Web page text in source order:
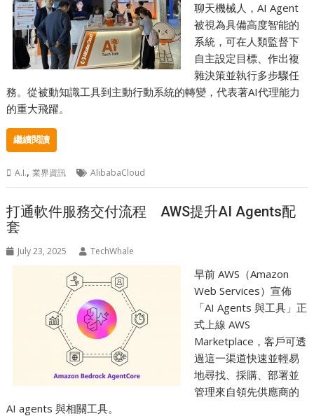
聊天機械人，AI Agent
被視為具備高度智能的
系統，可在人類監督下
自主設定目標、作出複
雜決策並執行多步驟任
務。從被動知識工具到主動行動系統的轉變，代表著AI代理能力
的重大飛躍。
繼續閱讀
A.I.,業界資訊 AlibabaCloud
打通軟件服務交付流程 AWS提升AI Agents配
套
July 23, 2025 TechWhale
早前 AWS（Amazon
Web Services）宣佈
「AI Agents 與工具」正
式上線 AWS
Marketplace，客戶可透
過這一渠道快速並輕易
地尋找、採購、部署並
管理來自領先供應商的
AI agents 與相關工具。